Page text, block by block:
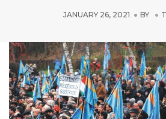
JANUARY 26, 2021 BY